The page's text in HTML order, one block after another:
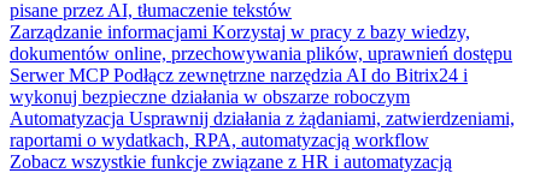
pisane przez AI, tłumaczenie tekstów
Zarządzanie informacjami Korzystaj w pracy z bazy wiedzy,
dokumentów online, przechowywania plików, uprawnień dostępu
Serwer MCP Podłącz zewnętrzne narzędzia AI do Bitrix24 i
wykonuj bezpieczne działania w obszarze roboczym
Automatyzacja Usprawnij działania z żądaniami, zatwierdzeniami,
raportami o wydatkach, RPA, automatyzacją workflow
Zobacz wszystkie funkcje związane z HR i automatyzacją